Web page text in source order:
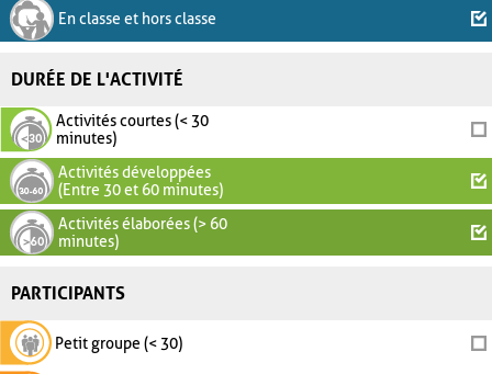
En classe et hors classe
DURÉE DE L'ACTIVITÉ
Activités courtes (< 30
minutes)
Activités développées
(Entre 30 et 60 minutes)
Activités élaborées (> 60
minutes)
PARTICIPANTS
Petit groupe (< 30)